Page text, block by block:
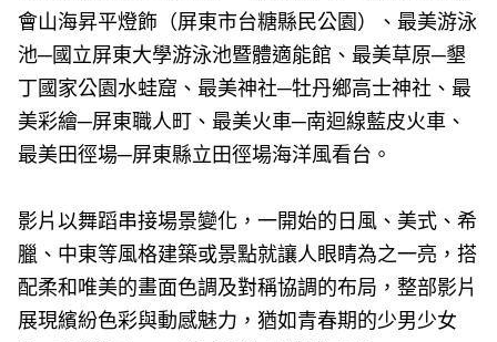
會山海昇平燈飾（屏東市台糖縣民公園）、最美游泳
池─國立屏東大學游泳池暨體適能館、最美草原─墾
丁國家公園水蛙窟、最美神社─牡丹鄉高士神社、最
美彩繪─屏東職人町、最美火車─南迴線藍皮火車、
最美田徑場─屏東縣立田徑場海洋風看台。
影片以舞蹈串接場景變化，一開始的日風、美式、希
臘、中東等風格建築或景點就讓人眼睛為之一亮，搭
配柔和唯美的畫面色調及對稱協調的布局，整部影片
展現繽紛色彩與動感魅力，猶如青春期的少男少女